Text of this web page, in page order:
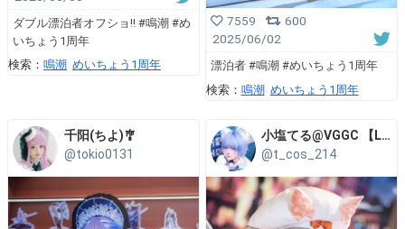
ダブル漂泊者オフショ‼️ #鳴潮 #め
いちょう1周年
検索： 鳴潮 めいちょう1周年
7559
600
2025/06/02
漂泊者 #鳴潮 #めいちょう1周年
検索： 鳴潮 めいちょう1周年
千阳(ちよ)🎐
@tokio0131
小塩てる@VGGC 【L01-02】
@t_cos_214